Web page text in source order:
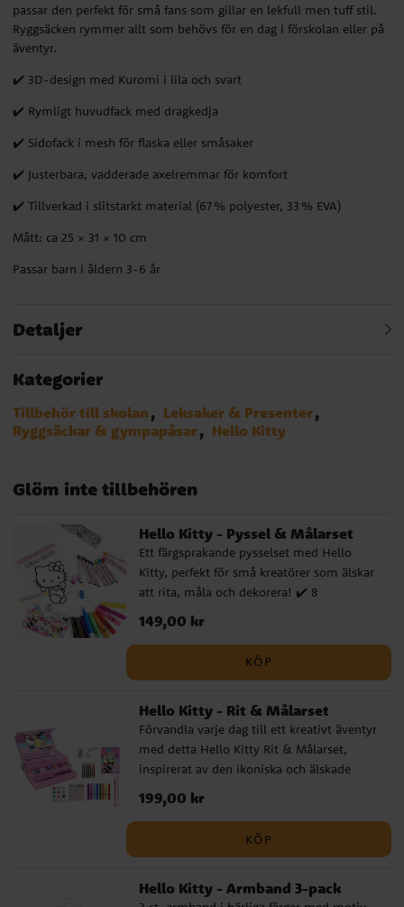
passar den perfekt för små fans som gillar en lekfull men tuff stil.
Ryggsäcken rymmer allt som behövs för en dag i förskolan eller på
äventyr.
✔️ 3D-design med Kuromi i lila och svart
✔️ Rymligt huvudfack med dragkedja
✔️ Sidofack i mesh för flaska eller småsaker
✔️ Justerbara, vadderade axelremmar för komfort
✔️ Tillverkad i slitstarkt material (67 % polyester, 33 % EVA)
Mått: ca 25 × 31 × 10 cm
Passar barn i åldern 3-6 år
Detaljer
Kategorier
Tillbehör till skolan
Leksaker & Presenter
Ryggsäckar & gympapåsar
Hello Kitty
Glöm inte tillbehören
Hello Kitty - Pyssel & Målarset
Ett färgsprakande pysselset med Hello
Kitty, perfekt för små kreatörer som älskar
att rita, måla och dekorera! ✔️ 8
färgpennor ✔️ 12 kritor ✔️ 2
överstrykningspennor ✔️ 2 ark med
klistermärken ✔️ 1 Hello Kitty-stämpel ✔️ 1
Pris:149,00 kr
149,00 kr
KÖP
Hello Kitty - Rit & Målarset
Förvandla varje dag till ett kreativt äventyr
med detta Hello Kitty Rit & Målarset,
inspirerat av den ikoniska och älskade
karaktären Hello Kitty. Setet innehåller allt
som behövs för att skapa livfulla och
möjlighet för barn att uttrycka sig genom
roligt tillsammans med sin favoritkatt.
Pris:199,00 kr
199,00 kr
KÖP
Hello Kitty - Armband 3-pack